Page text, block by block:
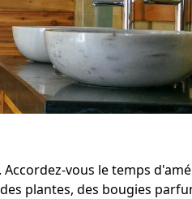
. Accordez-vous le temps
plantes, des bougies